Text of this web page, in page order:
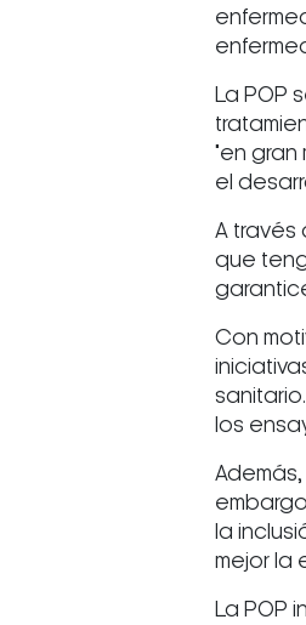
La POP
"en
el
A través
que
Con
los
la
mejor la
La POP